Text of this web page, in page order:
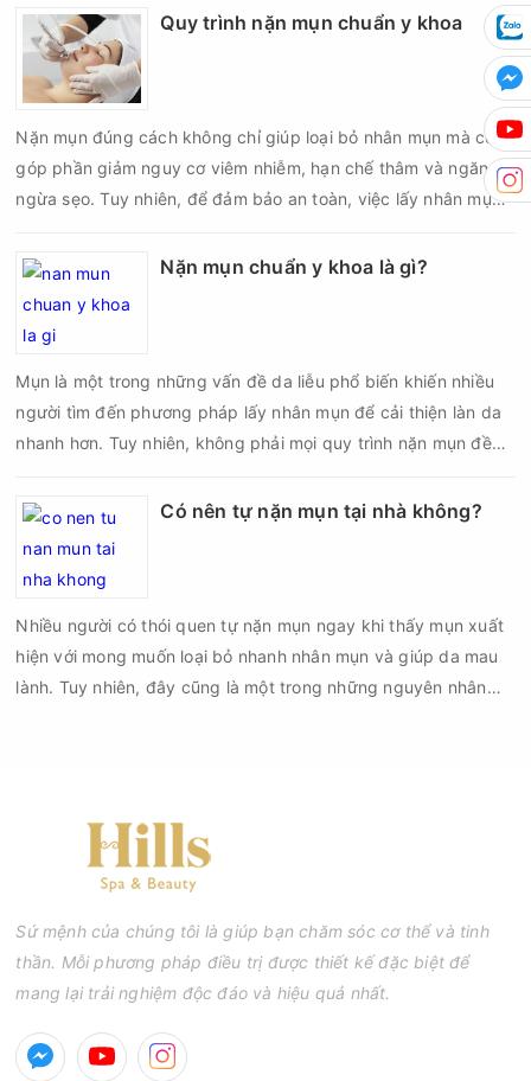
nếu chăm sóc không đúng cách. Chính vì vậy, việc chăm sóc
da sau nặn mụn không chỉ giúp vùng da hồi phục nhanh hơn
mà còn góp phần giảm nguy cơ tái phát mụn và hạn chế các
biến chứng về sau.
Quy trình nặn mụn chuẩn y khoa
Nặn mụn đúng cách không chỉ giúp loại bỏ nhân mụn mà còn
góp phần giảm nguy cơ viêm nhiễm, hạn chế thâm và ngăn
ngừa sẹo. Tuy nhiên, để đảm bảo an toàn, việc lấy nhân mụn
đủ các bước vô khuẩn và chăm sóc sau điều trị.
Nặn mụn chuẩn y khoa là gì?
Mụn là một trong những vấn đề da liễu phổ biến khiến nhiều
người tìm đến phương pháp lấy nhân mụn để cải thiện làn da
nhanh hơn. Tuy nhiên, không phải mọi quy trình nặn mụn đều
sai kỹ thuật hoặc lấy nhân mụn không đúng thời điểm, làn da
Có nên tự nặn mụn tại nhà không?
Nhiều người có thói quen tự nặn mụn ngay khi thấy mụn xuất
hiện với mong muốn loại bỏ nhanh nhân mụn và giúp da mau
lành. Tuy nhiên, đây cũng là một trong những nguyên nhân
Sứ mệnh của chúng tôi là giúp bạn chăm sóc cơ thể và tinh
thần. Mỗi phương pháp điều trị được thiết kế đặc biệt để
mang lại trải nghiệm độc đáo và hiệu quả nhất.